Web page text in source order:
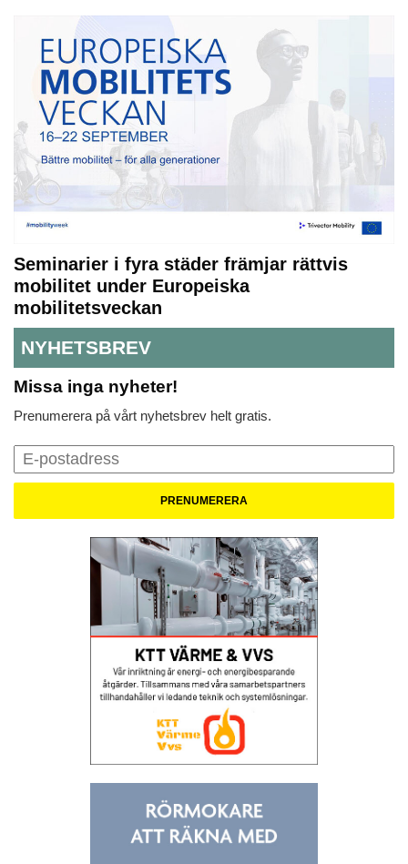
Seminarier i fyra städer främjar rättvis
mobilitet under Europeiska
mobilitetsveckan
NYHETSBREV
Missa inga nyheter!
Prenumerera på vårt nyhetsbrev helt gratis.